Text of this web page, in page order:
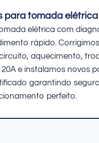
para tomada elétrica
elétrica com
rápido.
aquecimento,
e instalamos novos
garantindo
perfeito.